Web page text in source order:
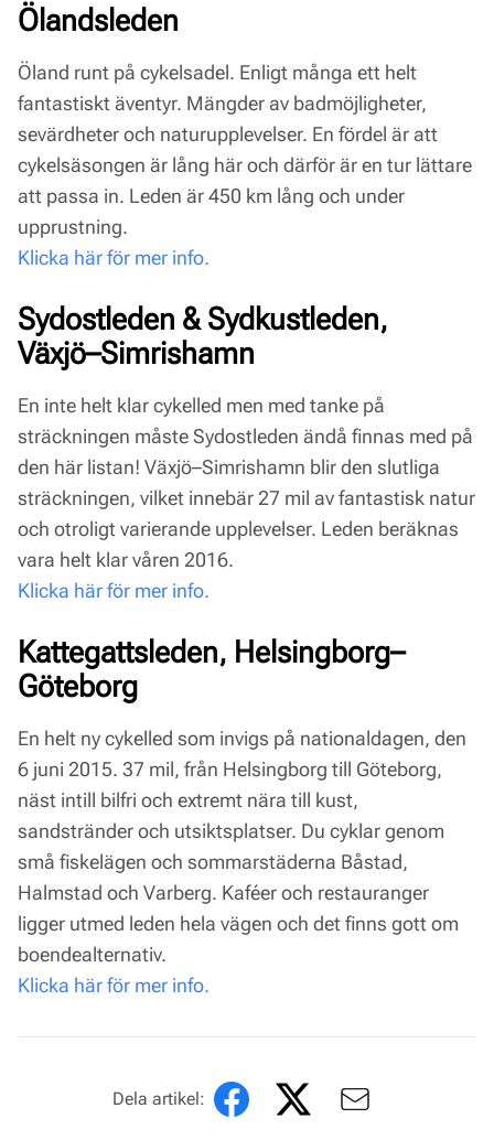
Ölandsleden
Öland runt på cykelsadel. Enligt många ett helt
fantastiskt äventyr. Mängder av badmöjligheter,
sevärdheter och naturupplevelser. En fördel är att
cykelsäsongen är lång här och därför är en tur lättare
att passa in. Leden är 450 km lång och under
upprustning.
Klicka här för mer info.
Sydostleden & Sydkustleden,
Växjö–Simrishamn
En inte helt klar cykelled men med tanke på
sträckningen måste Sydostleden ändå finnas med på
den här listan! Växjö–Simrishamn blir den slutliga
sträckningen, vilket innebär 27 mil av fantastisk natur
och otroligt varierande upplevelser. Leden beräknas
vara helt klar våren 2016.
Klicka här för mer info.
Kattegattsleden, Helsingborg–
Göteborg
En helt ny cykelled som invigs på nationaldagen, den
6 juni 2015. 37 mil, från Helsingborg till Göteborg,
näst intill bilfri och extremt nära till kust,
sandstränder och utsiktsplatser. Du cyklar genom
små fiskelägen och sommarstäderna Båstad,
Halmstad och Varberg. Kaféer och restauranger
ligger utmed leden hela vägen och det finns gott om
boendealternativ.
Klicka här för mer info.
Dela artikel: